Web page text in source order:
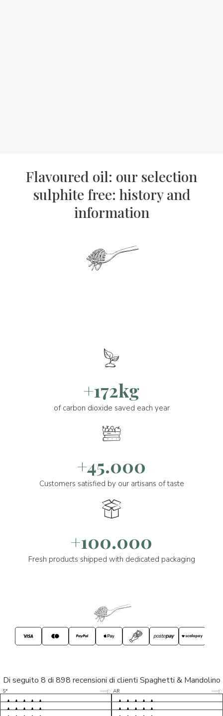
Flavoured oil: our selection
sulphite free: history and
information
+172kg
of carbon dioxide saved each year
+45.000
Customers satisfied by our artisans of taste
+100.000
Fresh products shipped with dedicated packaging
Di seguito 8 di 898 recensioni di clienti Spaghetti & Mandolino
S* 5/5
LP 5/5
M* 5/5
AR 5/5
D* 5/5
S* 5/5